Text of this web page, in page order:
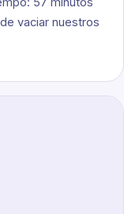
vaciar nuestros